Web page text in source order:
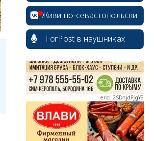
Живи по-севастопольски
ForPost в наушниках
erid: 2SDnjdPjgYS
erid: 2SDnjdvhGXG